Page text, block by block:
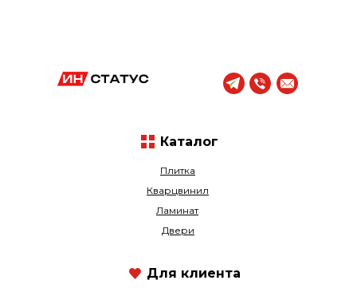
Плитка
Кварцвинил
Ламинат
Двери
Каталог
Для клиента